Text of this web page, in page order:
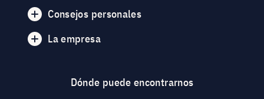
Consejos personales
La empresa
Dónde puede encontrarnos